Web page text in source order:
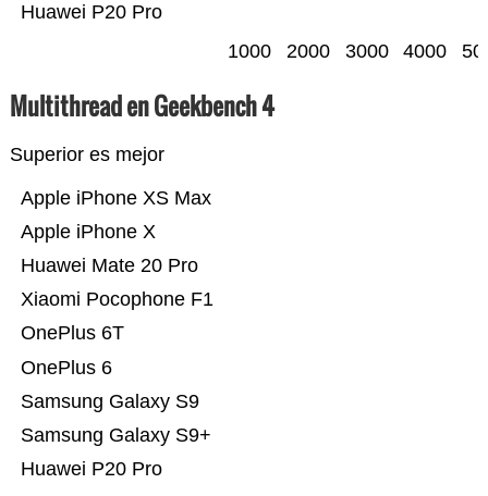
Huawei P20 Pro
1000 2000 3000 4000
Multithread en Geekbench 4
Superior es mejor
Huawei P20 Pro
Samsung Galaxy S9+
Samsung Galaxy S9
OnePlus 6
OnePlus 6T
Xiaomi Pocophone F1
Huawei Mate 20 Pro
Apple iPhone X
Apple iPhone XS Max